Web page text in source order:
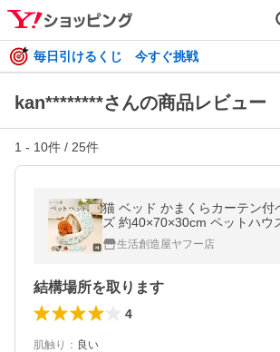
毎日引けるくじ 今すぐ挑戦
kan********さんの商品レビュー
1 - 10件 / 25件
猫 ベッド かまくらカーテン付
ズ 約40×70×30cm ペットハウ
ゃれ 夏 冬 SALE 爆買
生活創造屋ヤフー店
結構場所を取ります
4
肌触り ： 良い